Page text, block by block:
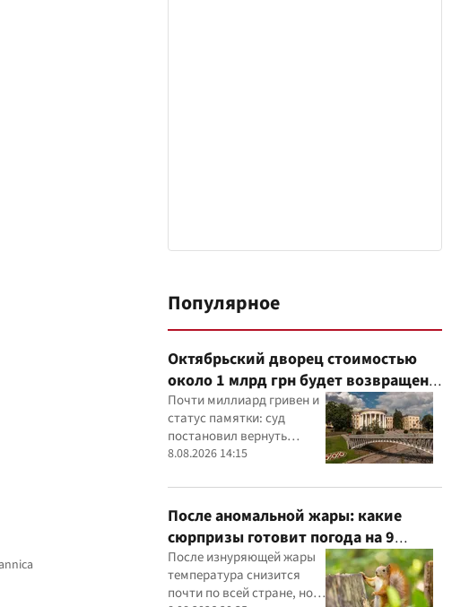
Популярное
Октябрьский дворец стоимостью
около 1 млрд грн будет возвращен
государству: суд удовлетворил иск
прокуратуры
Почти миллиард гривен и
статус памятки: суд
постановил вернуть
государству Жовтневый
8.08.2026 14:15
После аномальной жары: какие
сюрпризы готовит погода на 9
августа
После изнуряющей жары
температура снизится
почти по всей стране, но